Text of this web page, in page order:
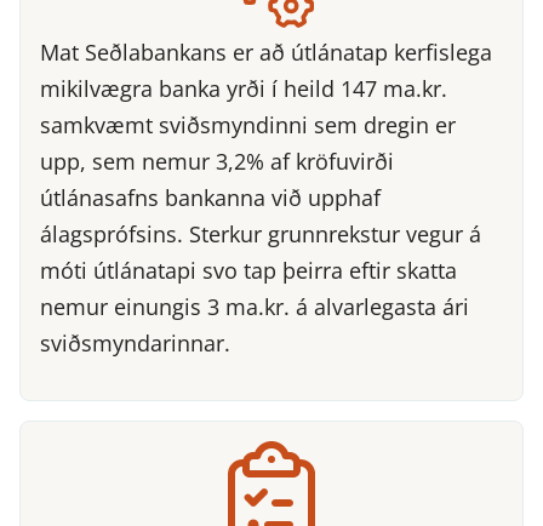
Mat Seðlabankans er að útlánatap kerfislega
mikilvægra banka yrði í heild 147 ma.kr.
samkvæmt sviðsmyndinni sem dregin er
upp, sem nemur 3,2% af kröfuvirði
útlánasafns bankanna við upphaf
álagsprófsins. Sterkur grunnrekstur vegur á
móti útlánatapi svo tap þeirra eftir skatta
nemur einungis 3 ma.kr. á alvarlegasta ári
sviðsmyndarinnar.